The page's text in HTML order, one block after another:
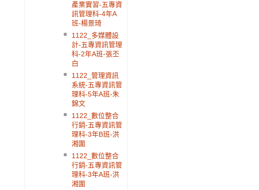
產業實習-五專資
訊管理科-4年A
班-楊景琦
1122_多媒體設
計-五專資訊管理
科-2年A班-張丕
白
1122_管理資訊
系統-五專資訊管
理科-5年A班-朱
錦文
1122_數位整合
行銷-五專資訊管
理科-3年B班-洪
湘圍
1122_數位整合
行銷-五專資訊管
理科-3年A班-洪
湘圍